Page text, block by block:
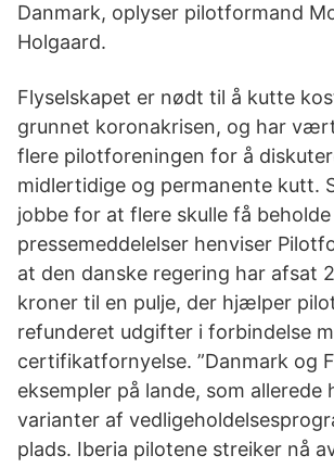
Danmark, oplyser pilotformand
Holgaard.
Flyselskapet er nødt til å kutte
grunnet koronakrisen, og har
flere pilotforeningen for å
midlertidige og permanente kutt.
jobbe for at flere skulle få
pressemeddelelser henviser
at den danske regering har afsat
kroner til en pulje, der hjælper
refunderet udgifter i forbindelse
certifikatfornyelse. ”Danmark og
eksempler på lande, som allerede
varianter af
plads. Iberia pilotene streiker nå